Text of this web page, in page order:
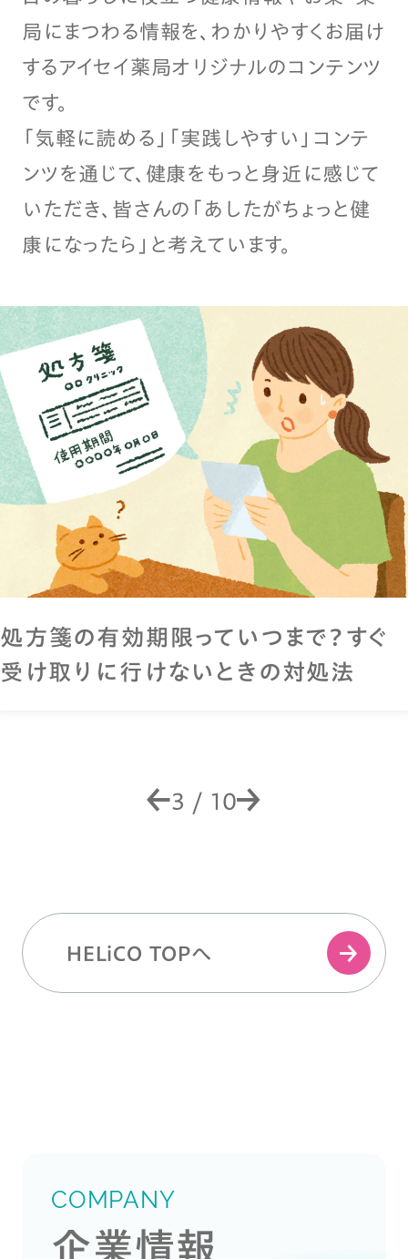
局にまつわる情報を、わかりやすくお届け
するアイセイ薬局オリジナルのコンテンツ
です。
「気軽に読める」「実践しやすい」コンテ
ンツを通じて、健康をもっと身近に感じて
いただき、皆さんの「あしたがちょっと健
康になったら」と考えています。
膀胱炎の症状は？「しみる・近い・残る」
のサインに要注意
4 / 10
HELiCO TOPへ
COMPANY
企業情報